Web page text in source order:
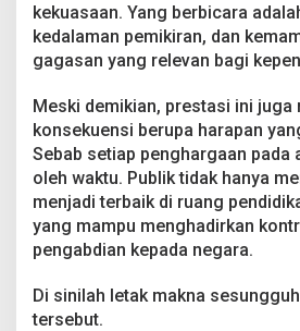
kekuasaan. Yang berbicara
kedalaman pemikiran, dan
gagasan yang relevan bagi
Meski demikian, prestasi ini juga
konsekuensi berupa harapan
Sebab setiap penghargaan pada
oleh waktu. Publik tidak hanya
menjadi terbaik di ruang
yang mampu menghadirkan
pengabdian kepada negara.
Di sinilah letak makna
tersebut.